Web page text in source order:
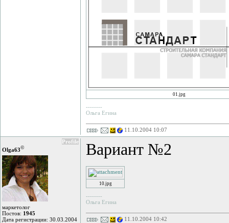
01.jpg
--------
Ольга Егина
11.10.2004 10:07
Profile
Olga63©
маркетолог
Постов: 1945
Дата регистрации: 30.03.2004
Вариант №2
10.jpg
--------
Ольга Егина
11.10.2004 10:42